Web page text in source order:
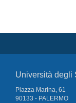
Università degli
Piazza Marina, 61
90133 - PALERMO